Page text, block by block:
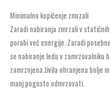
Minimalno kopičenje zmrzali
Zaradi nabiranja zmrzali v
porabi več energije. Zaradi
se nabiranje ledu v zamrzovalniku
zamrznjena živila ohranjena bolje
manj pogosto odmrzovati.